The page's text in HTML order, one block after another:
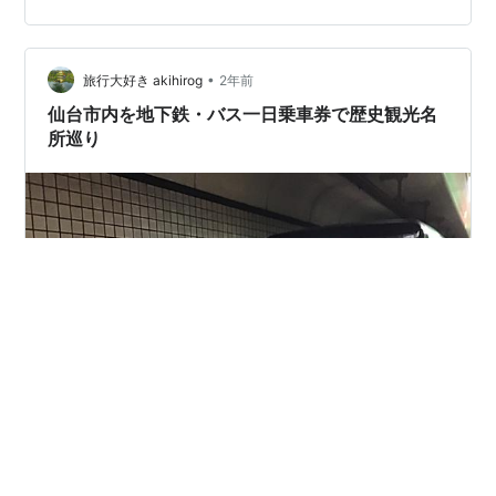
やら名掛丁をブラブラとウインドウショッピングして 四
季折々に変化する青葉通りや 定禅寺通りの欅並木の美し
さに見とれてました。 仙台は新緑の季節も良いけれ…
旅行大好き akihirog • 2年前
仙台市内を地下鉄・バス一日乗車券で歴史観光名
所巡り